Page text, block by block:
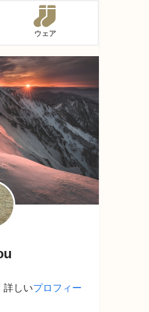
ウェア
詳しいプロフィー